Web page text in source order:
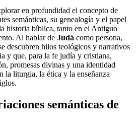
en profundidad el concepto de
semánticas, su genealogía y el papel
historia bíblica, tanto en el Antiguo
Al hablar de Judá como persona,
descubren hilos teológicos y narrativos
y que, para la fe judía y cristiana,
promesas divinas y una identidad
la liturgia, la ética y la enseñanza
semánticas de